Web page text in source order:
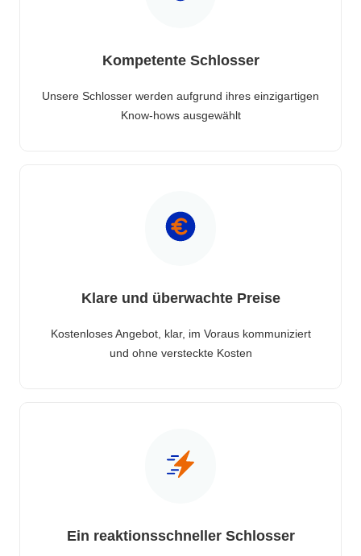
Kompetente Schlosser
Unsere Schlosser werden aufgrund ihres einzigartigen
Know-hows ausgewählt
Klare und überwachte Preise
Kostenloses Angebot, klar, im Voraus kommuniziert
und ohne versteckte Kosten
Ein reaktionsschneller Schlosser